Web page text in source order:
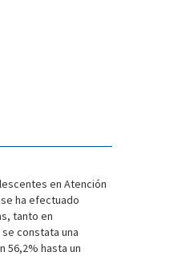
en Atención
ha efectuado
tanto en
constata una
56,2% hasta un